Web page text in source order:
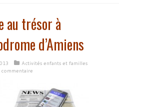
au trésor à
d’Amiens
Activités enfants et familles
commentaire